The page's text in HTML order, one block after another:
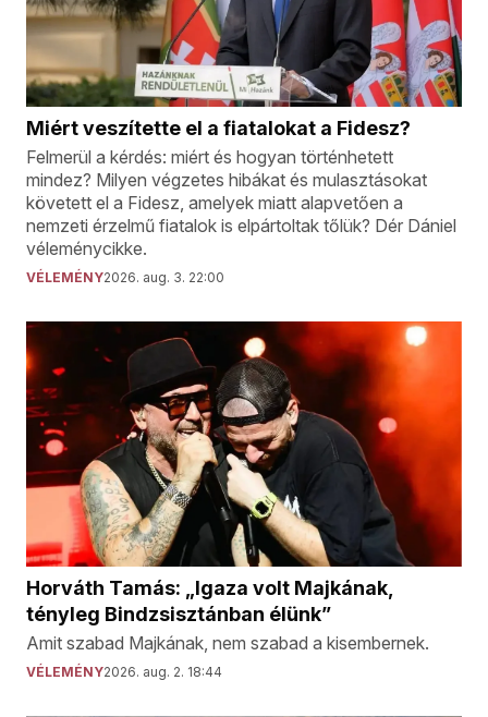
Miért veszítette el a fiatalokat a Fidesz?
Felmerül a kérdés: miért és hogyan történhetett
mindez? Milyen végzetes hibákat és mulasztásokat
követett el a Fidesz, amelyek miatt alapvetően a
nemzeti érzelmű fiatalok is elpártoltak tőlük? Dér Dániel
véleménycikke.
VÉLEMÉNY2026. aug. 3. 22:00
Horváth Tamás: „Igaza volt Majkának,
tényleg Bindzsisztánban élünk”
Amit szabad Majkának, nem szabad a kisembernek.
VÉLEMÉNY2026. aug. 2. 18:44